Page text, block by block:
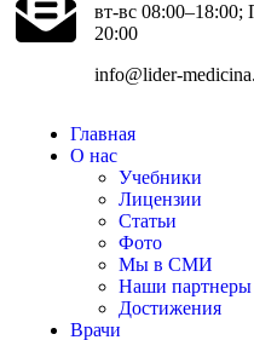
вт-вс 08:00–18:00;
20:00
info@lider-
Главная
О нас
Учебники
Лицензии
Статьи
Фото
Мы в СМИ
Наши партнеры
Достижения
Врачи